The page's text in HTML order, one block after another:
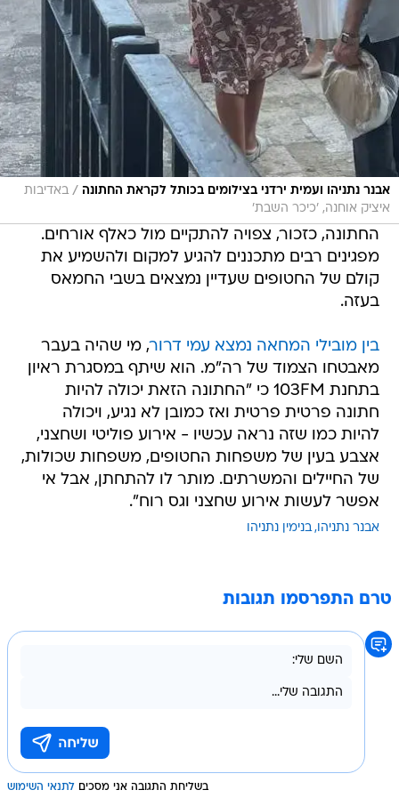
אבנר נתניהו ועמית ירדני בצילומים בכותל לקראת החתונה / באדיבות
איציק אוחנה, 'כיכר השבת'
החתונה, כזכור, צפויה להתקיים מול כאלף אורחים.
מפגינים רבים מתכננים להגיע למקום ולהשמיע את
קולם של החטופים שעדיין נמצאים בשבי החמאס
בעזה.
בין מובילי המחאה נמצא עמי דרור, מי שהיה בעבר
מאבטחו הצמוד של רה"מ. הוא שיתף במסגרת ראיון
בתחנת 103FM כי "החתונה הזאת יכולה להיות
חתונה פרטית פרטית ואז כמובן לא נגיע, ויכולה
להיות כמו שזה נראה עכשיו - אירוע פוליטי ושחצני,
אצבע בעין של משפחות החטופים, משפחות שכולות,
של החיילים והמשרתים. מותר לו להתחתן, אבל אי
אפשר לעשות אירוע שחצני וגס רוח".
אבנר נתניהו בנימין נתניהו
טרם התפרסמו תגובות
בשליחת התגובה אני מסכים לתנאי השימוש